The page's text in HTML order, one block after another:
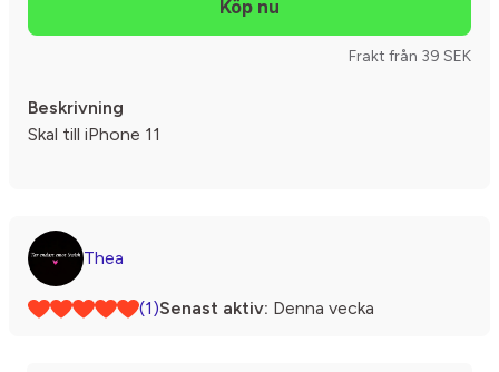
Frakt från 39 SEK
Beskrivning
Skal till iPhone 11
Thea
(1)Senast aktiv: Denna vecka